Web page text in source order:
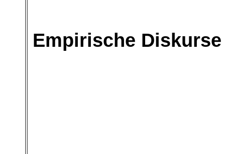
Empirische Diskurse